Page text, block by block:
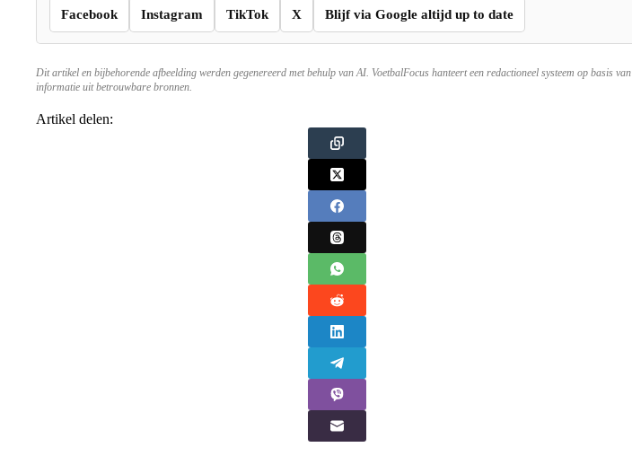
Facebook Instagram TikTok X Blijf via Google altijd up to date
Dit artikel en bijbehorende afbeelding werden gegenereerd met behulp van AI. VoetbalFocus hanteert een redactioneel systeem op basis van
informatie uit betrouwbare bronnen.
Artikel delen: